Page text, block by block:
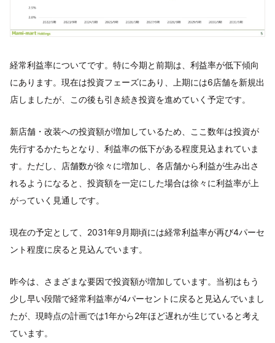
経常利益率についてです。特に今期と前期は、利益率が低下傾向
にあります。現在は投資フェーズにあり、上期には6店舗を新規出
店しましたが、この後も引き続き投資を進めていく予定です。
新店舗・改装への投資額が増加しているため、ここ数年は投資が
先行するかたちとなり、利益率の低下がある程度見込まれていま
す。ただし、店舗数が徐々に増加し、各店舗から利益が生み出さ
れるようになると、投資額を一定にした場合は徐々に利益率が上
がっていく見通しです。
現在の予定として、2031年9月期頃には経常利益率が再び4パーセ
ント程度に戻ると見込んでいます。
昨今は、さまざまな要因で投資額が増加しています。当初はもう
少し早い段階で経常利益率が4パーセントに戻ると見込んでいまし
たが、現時点の計画では1年から2年ほど遅れが生じていると考え
ています。